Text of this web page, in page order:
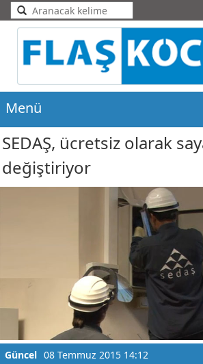
Menü
SEDAŞ, ücretsiz olarak
değiştiriyor
Güncel 08 Temmuz 2015 14:12